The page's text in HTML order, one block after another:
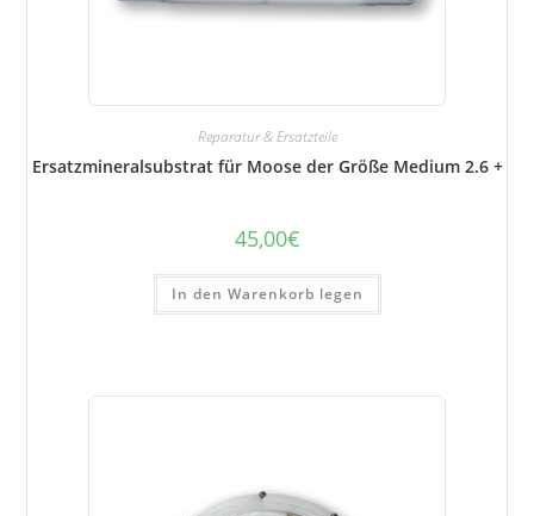
Reparatur & Ersatzteile
Ersatzmineralsubstrat für Moose der Größe Medium 2.6 +
45,00€
In den Warenkorb legen